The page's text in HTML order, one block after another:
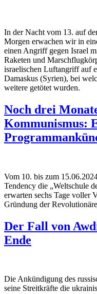
In der Nacht vom 13. auf
Morgen erwachen wir in
einen Angriff gegen Israel
Raketen und
israelischen Luftangriff auf
Damaskus (Syrien), bei
weitere getötet wurden.
Noch drei
Kommunismus:
Vom 10. bis zum
Tendency die „Weltschule
erwarten sechs Tage voller
Gründung der
Der Fall von
Ende
Die Ankündigung des
seine Streitkräfte die